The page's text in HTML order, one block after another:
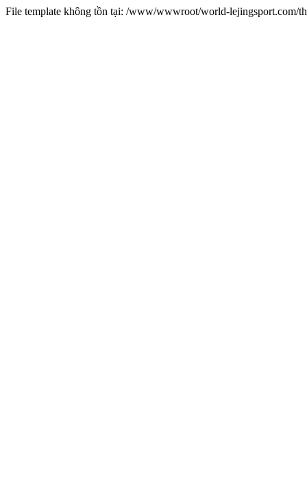
File template không tồn tại: /www/wwwroot/world-lejingsport.com/